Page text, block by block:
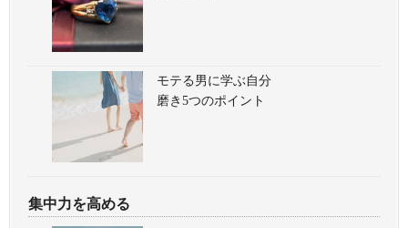
モテる男に学ぶ自分
磨き5つのポイント
集中力を高める